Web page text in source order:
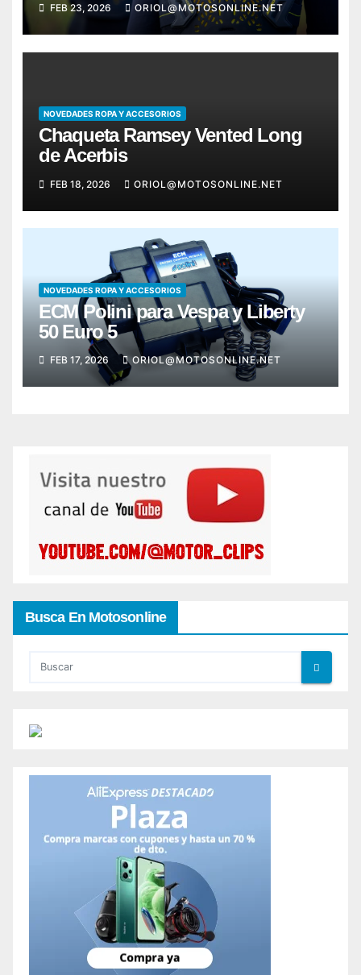
FEB 23, 2026 ORIOL@MOTOSONLINE.NET
NOVEDADES ROPA Y ACCESORIOS
Chaqueta Ramsey Vented Long
de Acerbis
FEB 18, 2026 ORIOL@MOTOSONLINE.NET
NOVEDADES ROPA Y ACCESORIOS
ECM Polini para Vespa y Liberty
50 Euro 5
FEB 17, 2026 ORIOL@MOTOSONLINE.NET
Busca En Motosonline